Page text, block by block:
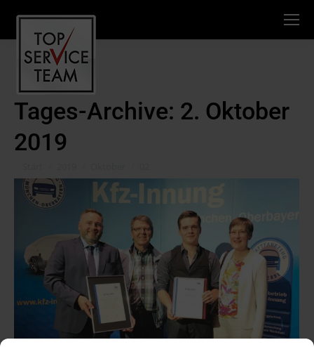
Tages-Archive: 2. Oktober
2019